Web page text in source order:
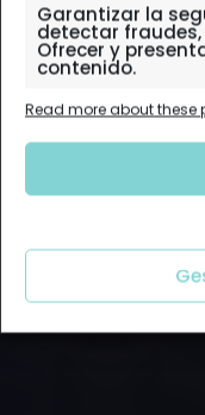
Garantizar la
detectar
Ofrecer y
contenido.
Read more about these